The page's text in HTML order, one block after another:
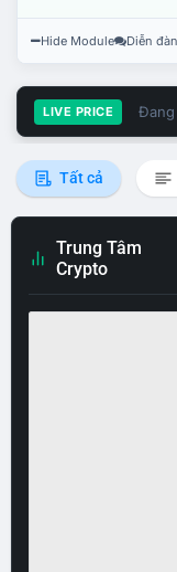
Hide Module Diễn đàn
LIVE PRICE Đang
Tất cả
Trung Tâm
Crypto